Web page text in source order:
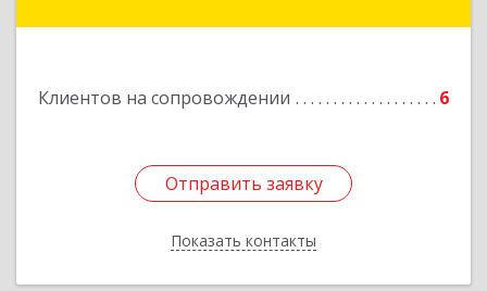
Клиентов на сопровождении 6
Отправить заявку
Показать контакты
Отправить заявку
Назад